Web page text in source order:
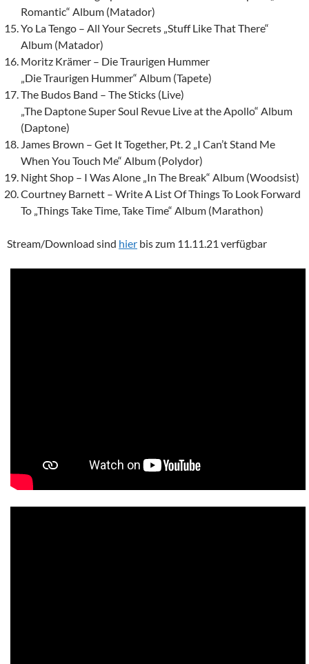
Romantic“ Album (Matador)
Yo La Tengo – All Your Secrets „Stuff Like That There“
Album (Matador)
Moritz Krämer – Die Traurigen Hummer
„Die Traurigen Hummer“ Album (Tapete)
The Budos Band – The Sticks (Live)
„The Daptone Super Soul Revue Live at the Apollo“ Album
(Daptone)
James Brown – Get It Together, Pt. 2 „I Can’t Stand Me
When You Touch Me“ Album (Polydor)
Night Shop – I Was Alone „In The Break“ Album (Woodsist)
Courtney Barnett – Write A List Of Things To Look Forward
To „Things Take Time, Take Time“ Album (Marathon)
Stream/Download sind hier bis zum 11.11.21 verfügbar